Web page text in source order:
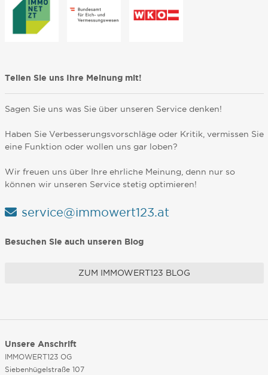
Teilen Sie uns Ihre Meinung mit!
Sagen Sie uns was Sie über unseren Service denken!
Haben Sie Verbesserungsvorschläge oder Kritik, vermissen Sie
eine Funktion oder wollen uns gar loben?
Wir freuen uns über Ihre ehrliche Meinung, denn nur so
können wir unseren Service stetig optimieren!
service@immowert123.at
Besuchen Sie auch unseren Blog
ZUM IMMOWERT123 BLOG
Unsere Anschrift
IMMOWERT123 OG
Siebenhügelstraße 107